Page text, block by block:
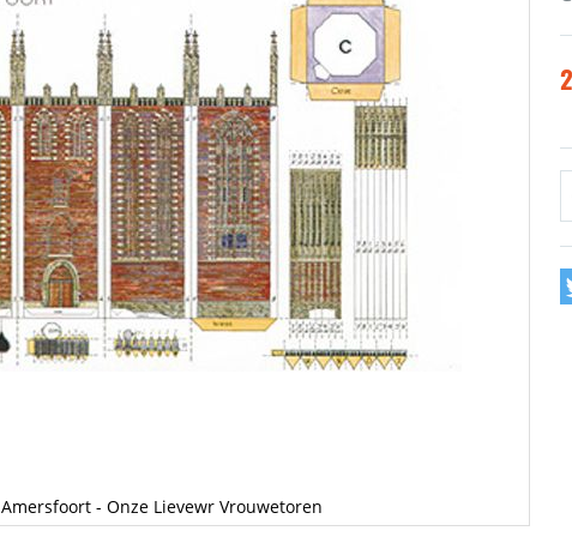
Amersfoort - Onze Lievewr Vrouwetoren